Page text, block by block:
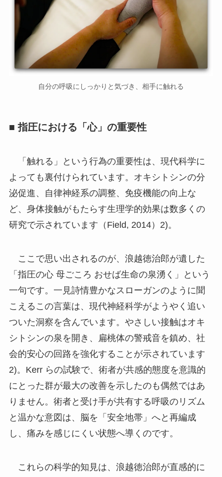
自分の呼吸にしっかりと気づき、相手に触れる
■ 指圧における「心」の重要性
「触れる」という行為の重要性は、現代科学に
よっても裏付けられています。オキシトシンの分
泌促進、自律神経系の調整、免疫機能の向上な
ど、身体接触がもたらす生理学的効果は数多くの
研究で示されています（Field, 2014）2)。
ここで思い出されるのが、浪越徳治郎が遺した
「指圧の心 母ごころ おせば生命の泉湧く」という
一句です。一見詩情豊かなスローガンのように聞
こえるこの言葉は、現代神経科学がようやく追い
ついた洞察を含んでいます。やさしい接触はオキ
シトシンの泉を開き、扁桃体の警戒音を鎮め、社
会的安心の回路を強化することが示されています
2)。Kerr らの試験で、術者が共感的態度を意識的
にとった群が最大の改善を示したのも偶然ではあ
りません。術者と受け手が共有する呼吸のリズム
と温かな意図は、脳を「安全地帯」へと再編成
し、痛みを感じにくい状態へ導くのです。
これらの科学的知見は、浪越徳治郎が直感的に